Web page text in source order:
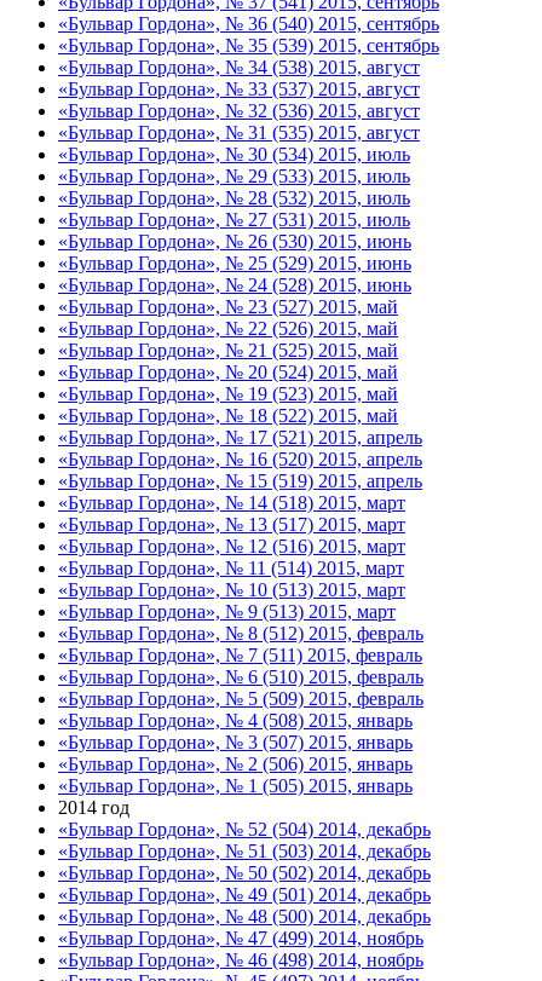
«Бульвар Гордона», № 36 (540) 2015, сентябрь
«Бульвар Гордона», № 35 (539) 2015, сентябрь
«Бульвар Гордона», № 34 (538) 2015, август
«Бульвар Гордона», № 33 (537) 2015, август
«Бульвар Гордона», № 32 (536) 2015, август
«Бульвар Гордона», № 31 (535) 2015, август
«Бульвар Гордона», № 30 (534) 2015, июль
«Бульвар Гордона», № 29 (533) 2015, июль
«Бульвар Гордона», № 28 (532) 2015, июль
«Бульвар Гордона», № 27 (531) 2015, июль
«Бульвар Гордона», № 26 (530) 2015, июнь
«Бульвар Гордона», № 25 (529) 2015, июнь
«Бульвар Гордона», № 24 (528) 2015, июнь
«Бульвар Гордона», № 23 (527) 2015, май
«Бульвар Гордона», № 22 (526) 2015, май
«Бульвар Гордона», № 21 (525) 2015, май
«Бульвар Гордона», № 20 (524) 2015, май
«Бульвар Гордона», № 19 (523) 2015, май
«Бульвар Гордона», № 18 (522) 2015, май
«Бульвар Гордона», № 17 (521) 2015, апрель
«Бульвар Гордона», № 16 (520) 2015, апрель
«Бульвар Гордона», № 15 (519) 2015, апрель
«Бульвар Гордона», № 14 (518) 2015, март
«Бульвар Гордона», № 13 (517) 2015, март
«Бульвар Гордона», № 12 (516) 2015, март
«Бульвар Гордона», № 11 (514) 2015, март
«Бульвар Гордона», № 10 (513) 2015, март
«Бульвар Гордона», № 9 (513) 2015, март
«Бульвар Гордона», № 8 (512) 2015, февраль
«Бульвар Гордона», № 7 (511) 2015, февраль
«Бульвар Гордона», № 6 (510) 2015, февраль
«Бульвар Гордона», № 5 (509) 2015, февраль
«Бульвар Гордона», № 4 (508) 2015, январь
«Бульвар Гордона», № 3 (507) 2015, январь
«Бульвар Гордона», № 2 (506) 2015, январь
«Бульвар Гордона», № 1 (505) 2015, январь
2014 год
«Бульвар Гордона», № 52 (504) 2014, декабрь
«Бульвар Гордона», № 51 (503) 2014, декабрь
«Бульвар Гордона», № 50 (502) 2014, декабрь
«Бульвар Гордона», № 49 (501) 2014, декабрь
«Бульвар Гордона», № 48 (500) 2014, декабрь
«Бульвар Гордона», № 47 (499) 2014, ноябрь
«Бульвар Гордона», № 46 (498) 2014, ноябрь